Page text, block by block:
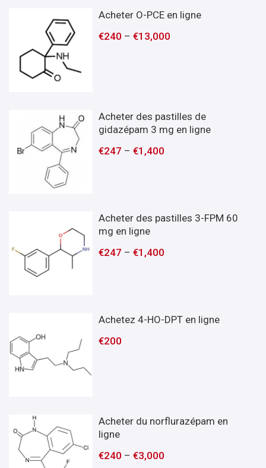
Acheter O-PCE en ligne
€240 –€13,000
Acheter des pastilles de
gidazépam 3 mg en ligne
€247 –€1,400
Acheter des pastilles 3-FPM 60
mg en ligne
€247 –€1,400
Achetez 4-HO-DPT en ligne
€200
Acheter du norflurazépam en
ligne
€240 –€3,000